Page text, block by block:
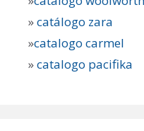
»catálogo zara
»catalogo carmel
»catalogo pacifika